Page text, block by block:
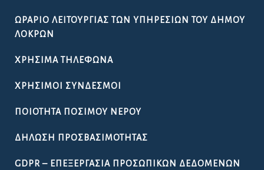
ΩΡΆΡΙΟ ΛΕΙΤΟΥΡΓΊΑΣ ΤΩΝ ΥΠΗΡΕΣΙΏΝ ΤΟΥ ΔΉΜΟΥ
ΛΟΚΡΏΝ
ΧΡΉΣΙΜΑ ΤΗΛΈΦΩΝΑ
ΧΡΉΣΙΜΟΙ ΣΎΝΔΕΣΜΟΙ
ΠΟΙΌΤΗΤΑ ΠΌΣΙΜΟΥ ΝΕΡΟΎ
ΔΉΛΩΣΗ ΠΡΟΣΒΑΣΙΜΌΤΗΤΑΣ
GDPR – ΕΠΕΞΕΡΓΑΣΙΑ ΠΡΟΣΩΠΙΚΩΝ ΔΕΔΟΜΕΝΩΝ